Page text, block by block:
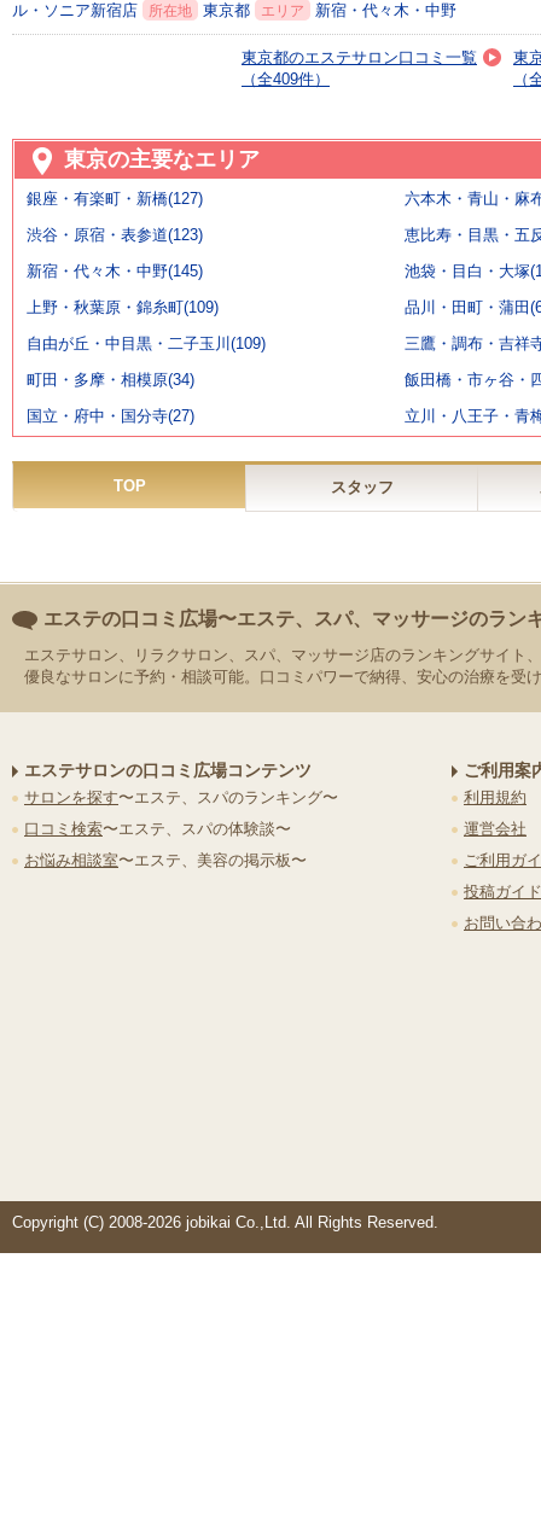
ル・ソニア新宿店 所在地 東京都 エリア 新宿・代々木・中野
東
（
東京都のエステサロン口コミ一覧
（全409件）
東京の主要なエリア
銀座・有楽町・新橋(127)
六本木・青山・麻
渋谷・原宿・表参道(123)
恵比寿・目黒・五
新宿・代々木・中野(145)
池袋・目白・大塚
上野・秋葉原・錦糸町(109)
品川・田町・蒲田
自由が丘・中目黒・二子玉川(109)
三鷹・調布・吉祥
町田・多摩・相模原(34)
飯田橋・市ヶ谷・
国立・府中・国分寺(27)
立川・八王子・青
TOP スタッフ
エステの口コミ広場〜エステ、スパ、マッサージのラン
エステサロン、リラクサロン、スパ、マッサージ店のランキングサイト
優良なサロンに予約・相談可能。口コミパワーで納得、安心の治療を受
エステサロンの口コミ広場コンテンツ
サロンを探す〜エステ、スパのランキング〜
口コミ検索〜エステ、スパの体験談〜
お悩み相談室〜エステ、美容の掲示板〜
ご利用案
利用規約
運営会社
ご利用ガ
投稿ガイ
お問い合
Copyright (C) 2008-2026 jobikai Co.,Ltd. All Rights Reserved.